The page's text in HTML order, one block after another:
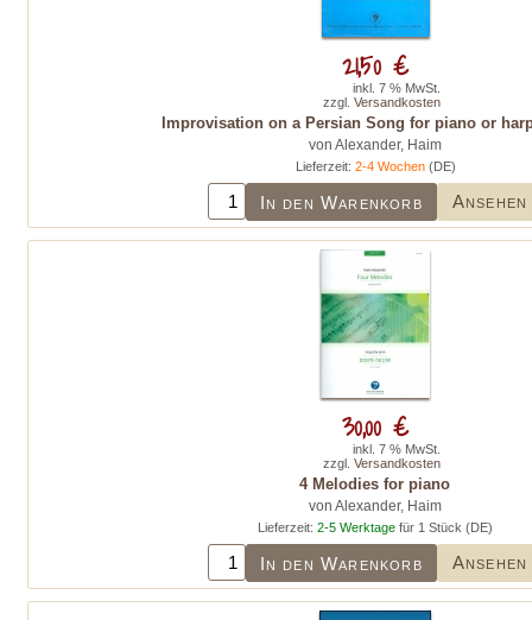
Improvisation on a Persian Song for piano or
von Alexander, Haim
Lieferzeit: 2-4 Wochen(DE)
In den Warenkorb Ansehen
21,50 €
inkl. 7 % MwSt.
zzgl. Versandkosten
4 Melodies for piano
von Alexander, Haim
Lieferzeit: 2-5 Werktagefür 1 Stück (DE)
In den Warenkorb Ansehen
30,00 €
inkl. 7 % MwSt.
zzgl. Versandkosten